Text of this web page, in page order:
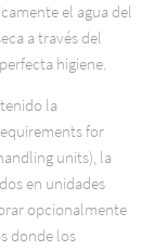
el agua del
a través del
higiene.
la
for
units), la
en unidades
opcionalmente
donde los